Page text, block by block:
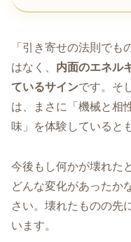
「引き寄せの法則で
はなく、 内面のエネル
ているサインです。そ
は、まさに「機械と相
味」を体験していると
今後もし何かが壊れた
どんな変化があったか
さい。壊れたものの先
います。